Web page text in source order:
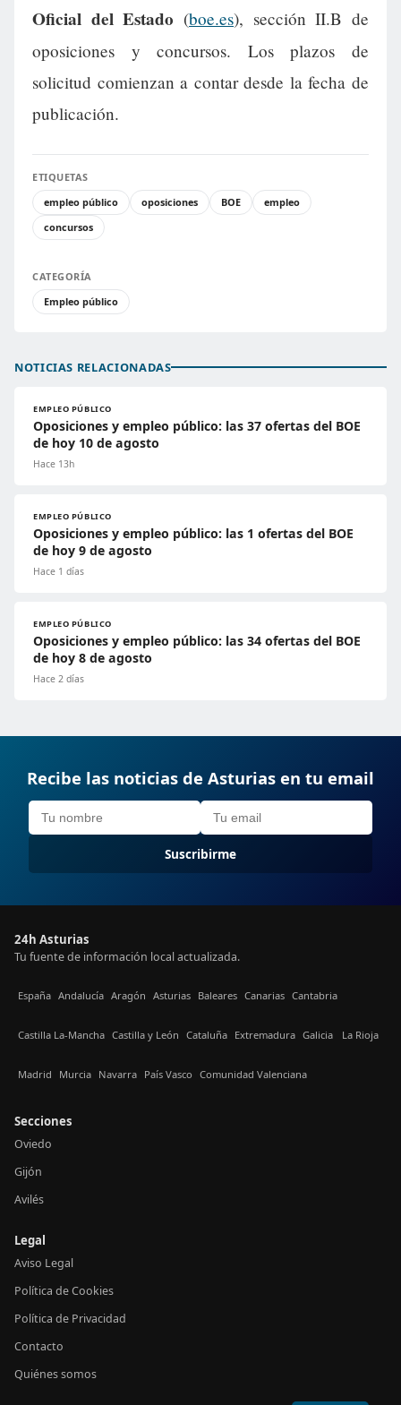
Oficial del Estado (boe.es), sección II.B de
oposiciones y concursos. Los plazos de
solicitud comienzan a contar desde la fecha de
publicación.
ETIQUETAS
empleo público
oposiciones BOE
empleo
concursos
CATEGORÍA
Empleo público
NOTICIAS RELACIONADAS
EMPLEO PÚBLICO
Oposiciones y empleo público: las 37 ofertas del BOE
de hoy 10 de agosto
Hace 13h
EMPLEO PÚBLICO
Oposiciones y empleo público: las 1 ofertas del BOE
de hoy 9 de agosto
Hace 1 días
EMPLEO PÚBLICO
Oposiciones y empleo público: las 34 ofertas del BOE
de hoy 8 de agosto
Hace 2 días
Recibe las noticias de Asturias en tu email
Suscribirme
24h Asturias
Tu fuente de información local actualizada.
España Andalucía Aragón Asturias Baleares Canarias Cantabria
Castilla La-Mancha Castilla y León Cataluña Extremadura Galicia La Rioja
Madrid Murcia Navarra País Vasco Comunidad Valenciana
Secciones
Oviedo
Gijón
Avilés
Legal
Aviso Legal
Política de Cookies
Política de Privacidad
Contacto
Quiénes somos